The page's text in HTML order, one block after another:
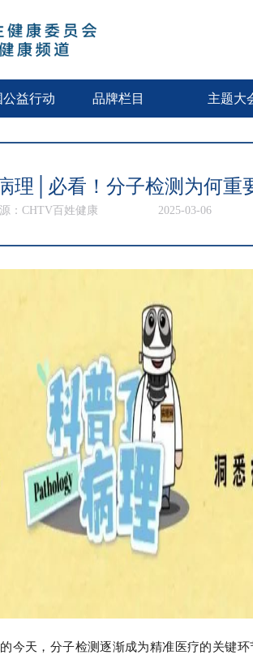
益行动 品牌栏目 主题大
理│必看！分子检测为何重
：CHTV百姓健康 2025-03-06
今天，分子检测逐渐成为精准医疗的关键